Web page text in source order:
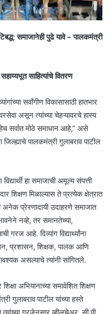
समाजानेही पुढे यावे – पालकमंत्री
सहाय्यभूत साहित्यांचे वितरण
सर्वांगीण विकासासाठी हातभार
असून त्यांच्या चेहऱ्यावरचे हास्य
हेच सर्वात मोठे समाधान आहे,” असे
जिल्ह्याचे पालकमंत्री गुलाबराव पाटील
हा समाजाची अमूल्य संपत्ती
शिक्षण मिळाल्यास ते प्रत्येक क्षेत्रात
प्रेरणादायी उदाहरणे समाजात
नव्हे, तर समानतेच्या,
गरज आहे. दिव्यांग विद्यार्थ्यांना
प्रशासन, शिक्षक, पालक आणि
असल्याचे त्यांनी सांगितले.
अभियानाच्या समावेशित शिक्षण
गुलाबराव पाटील यांच्या हस्ते